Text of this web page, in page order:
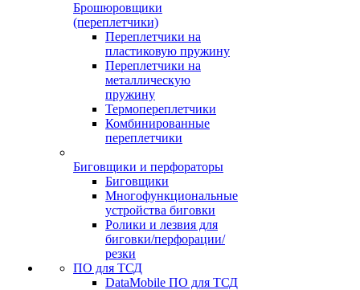
Брошюровщики
(переплетчики)
Переплетчики на
пластиковую пружину
Переплетчики на
металлическую
пружину
Термопереплетчики
Комбинированные
переплетчики
Биговщики и перфораторы
Биговщики
Многофункциональные
устройства биговки
Ролики и лезвия для
биговки/перфорации/
резки
ПО для ТСД
DataMobile ПО для ТСД